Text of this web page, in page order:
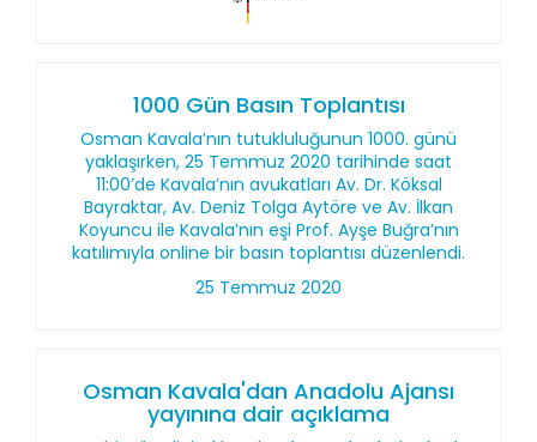
1000 Gün Basın Toplantısı
Osman Kavala’nın tutukluluğunun 1000. günü
yaklaşırken, 25 Temmuz 2020 tarihinde saat
11:00’de Kavala’nın avukatları Av. Dr. Köksal
Bayraktar, Av. Deniz Tolga Aytöre ve Av. İlkan
Koyuncu ile Kavala’nın eşi Prof. Ayşe Buğra’nın
katılımıyla online bir basın toplantısı düzenlendi.
25 Temmuz 2020
Osman Kavala'dan Anadolu Ajansı
yayınına dair açıklama